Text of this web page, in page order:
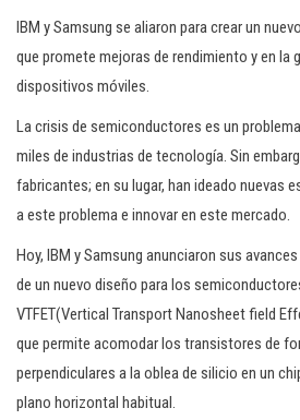
IBM y Samsung se aliaron para crear un
que promete mejoras de rendimiento y en la
dispositivos móviles.
La crisis de semiconductores es un
miles de industrias de tecnología. Sin
fabricantes; en su lugar, han ideado nuevas
a este problema e innovar en este mercado.
Hoy, IBM y Samsung anunciaron sus
de un nuevo diseño para los
VTFET(Vertical Transport Nanosheet field
que permite acomodar los transistores de
perpendiculares a la oblea de silicio en un
plano horizontal habitual.